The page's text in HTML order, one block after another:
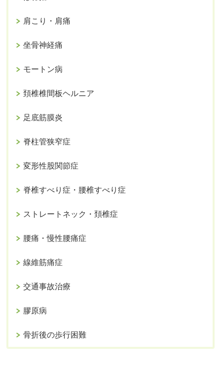
肩こり・肩痛
坐骨神経痛
モートン病
頚椎椎間板ヘルニア
足底筋膜炎
脊柱管狭窄症
変形性股関節症
脊椎すべり症・腰椎すべり症
ストレートネック・頚椎症
腰痛・慢性腰痛症
線維筋痛症
交通事故治療
膠原病
骨折後の歩行困難